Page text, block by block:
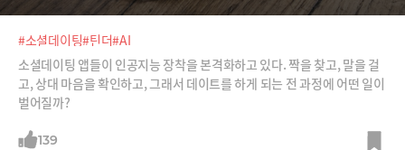
#소셜데이팅#틴더#AI
소셜데이팅 앱들이 인공지능 장착을 본격화하고 있다. 짝을 찾고, 말을 걸
고, 상대 마음을 확인하고, 그래서 데이트를 하게 되는 전 과정에 어떤 일이
벌어질까?
139